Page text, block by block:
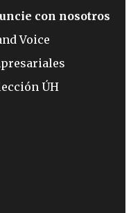
con nosotros
Voice
ÚH